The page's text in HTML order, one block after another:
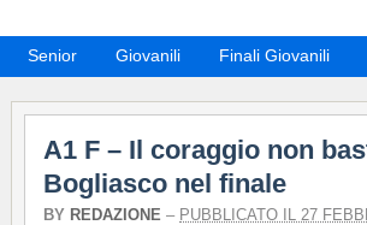
Senior Giovanili Finali Giovanili
A1 F – Il coraggio non
Bogliasco nel finale
BY REDAZIONE – PUBBLICATO IL 27